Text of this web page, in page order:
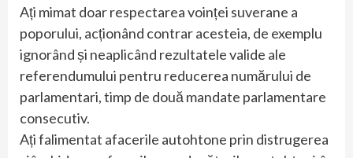
Ați mimat doar respectarea voinței suverane a
poporului, acționând contrar acesteia, de exemplu
ignorând și neaplicând rezultatele valide ale
referendumului pentru reducerea numărului de
parlamentari, timp de două mandate parlamentare
consecutiv.
Ați falimentat afacerile autohtone prin distrugerea